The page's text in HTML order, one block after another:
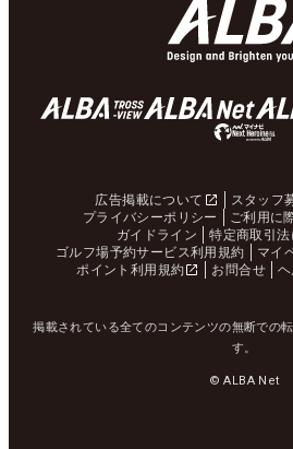
広告掲載について スタッフ
プライバシーポリシー
ご利用に
ガイドライン
特定商取引
ゴルフ場予約サービス利用規約
マイ
ポイント利用規約
お問合せ
掲載されている全てのコンテンツの無断での
す。
© ALBA Net